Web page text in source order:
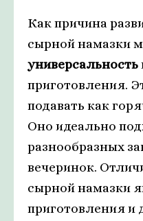
Как причина
сырной намазки
универсальность
приготовления.
подавать как
Оно идеально
разнообразных
вечеринок.
сырной намазки
приготовления и